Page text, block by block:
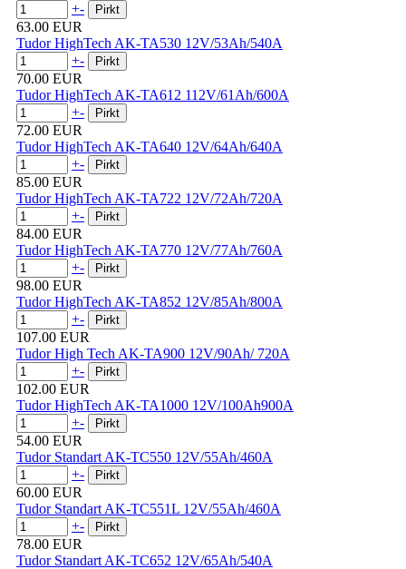
+-
63.00 EUR
Tudor HighTech AK-TA530 12V/53Ah/540A
+-
70.00 EUR
Tudor HighTech AK-TA612 112V/61Ah/600A
+-
72.00 EUR
Tudor HighTech AK-TA640 12V/64Ah/640A
+-
85.00 EUR
Tudor HighTech AK-TA722 12V/72Ah/720A
+-
84.00 EUR
Tudor HighTech AK-TA770 12V/77Ah/760A
+-
98.00 EUR
Tudor HighTech AK-TA852 12V/85Ah/800A
+-
107.00 EUR
Tudor High Tech AK-TA900 12V/90Ah/ 720A
+-
102.00 EUR
Tudor HighTech AK-TA1000 12V/100Ah900A
+-
54.00 EUR
Tudor Standart AK-TC550 12V/55Ah/460A
+-
60.00 EUR
Tudor Standart AK-TC551L 12V/55Ah/460A
+-
78.00 EUR
Tudor Standart AK-TC652 12V/65Ah/540A